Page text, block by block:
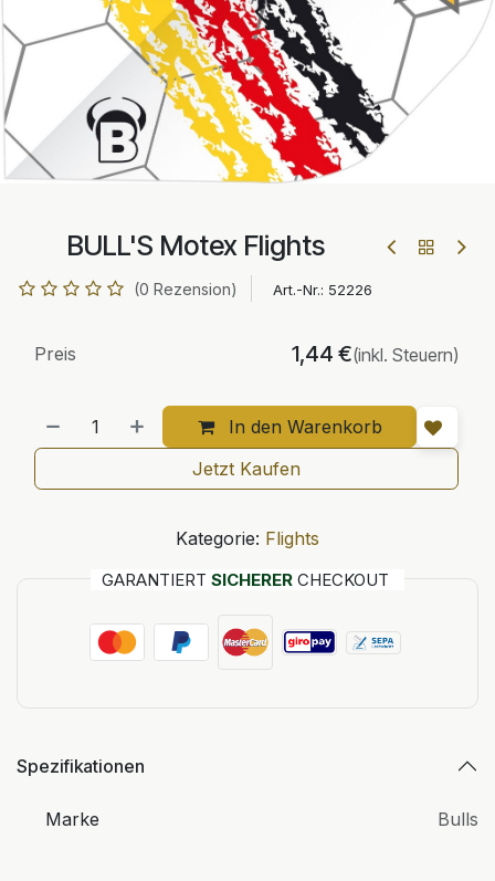
BULL'S Motex Flights
(0 Rezension) Art.-Nr.: 52226
In den Warenkorb
Preis 1,44 €(inkl. Steuern)
Jetzt Kaufen
Kategorie: Flights
GARANTIERT SICHERER CHECKOUT
Spezifikationen
Marke Bulls